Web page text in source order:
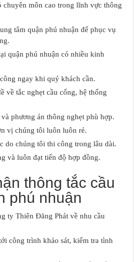
chuyên môn cao trong lĩnh vực thông
tâm quận phú nhuận để phục vụ
quận phú nhuận có nhiều kinh
ngay khi quý khách cần.
về tắc nghẹt cầu cống, hệ thống
phương án thông nghẹt phù hợp.
vị chúng tôi luôn luôn rẻ.
do chúng tôi thi công trong lâu dài.
và luôn đạt tiến độ hợp đồng.
thông tắc cầu
phú nhuận
ty Thiên Đăng Phát về nhu cầu
công trình khảo sát, kiểm tra tình